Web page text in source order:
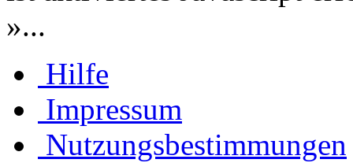
»...
Hilfe
Impressum
Nutzungsbestimmungen